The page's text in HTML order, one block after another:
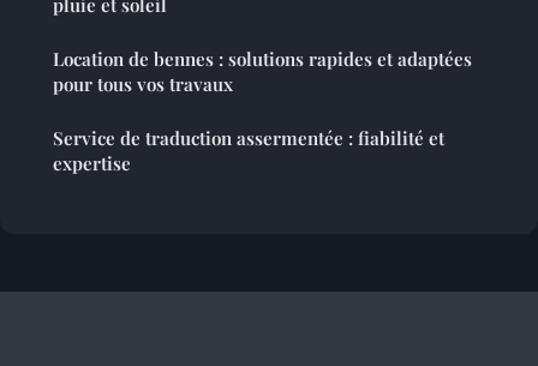
pluie et soleil
Location de bennes : solutions rapides et adaptées
pour tous vos travaux
Service de traduction assermentée : fiabilité et
expertise